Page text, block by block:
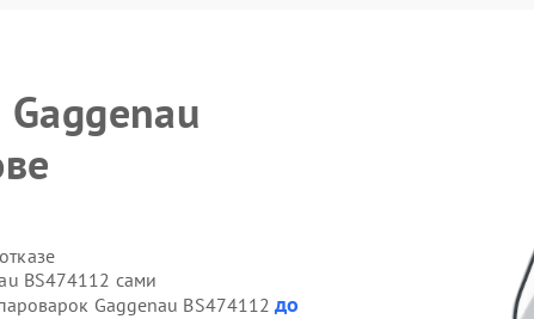
BS474112 сами
Gaggenau BS474112до